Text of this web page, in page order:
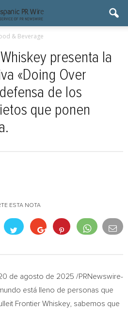
& Beverage
presenta la
«Doing Over
de los
que ponen
ESTA NOTA
de agosto de 2025 /PRNewswire-
está lleno de personas que
Frontier Whiskey, sabemos que